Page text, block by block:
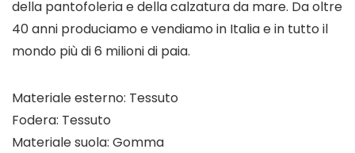
della pantofoleria e della calzatura da mare. Da oltre
40 anni produciamo e vendiamo in Italia e in tutto il
mondo più di 6 milioni di paia.
Materiale esterno: Tessuto
Fodera: Tessuto
Materiale suola: Gomma